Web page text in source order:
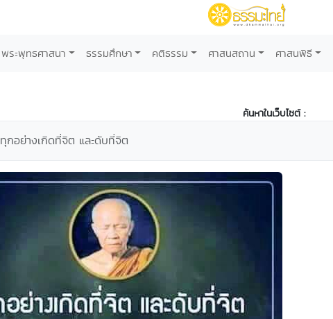
พระพุทธศาสนา ธรรมศึกษา คติธรรม ศาสนสถาน ศาสนพิธี
ค้นหาในเว็บไซต์ :
ทุกอย่างเกิดที่จิต และดับที่จิต